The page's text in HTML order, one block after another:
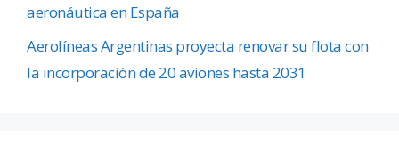
aeronáutica en España
Aerolíneas Argentinas proyecta renovar su flota con
la incorporación de 20 aviones hasta 2031